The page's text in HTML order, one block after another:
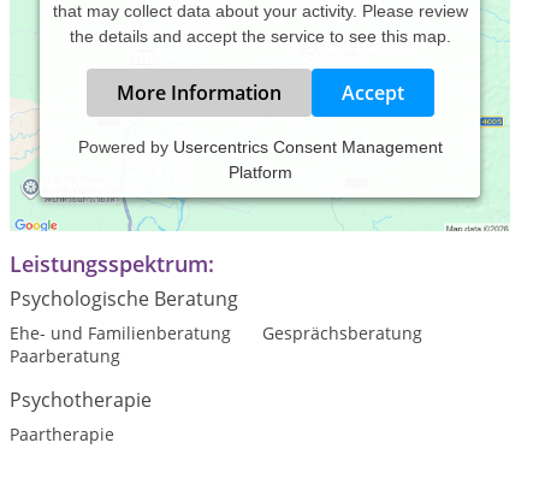
that may collect data about your activity. Please review
the details and accept the service to see this map.
More Information Accept
Powered by Usercentrics Consent Management
Platform
Professionelle, psychologischePaartherapie
Paarberatung - Thomas Thiessen (Psychologe M.Sc.)
Leistungsspektrum:
Psychologische Beratung
Ehe- und Familienberatung
Gesprächsberatung
Paarberatung
Psychotherapie
Paartherapie